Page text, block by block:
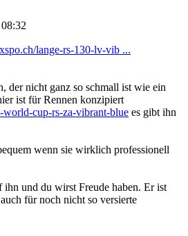
lange-rs-130-lv-vib ...
der nicht ganz so schmall ist wie ein
ist für Rennen konzipiert
cup-rs-za-vibrant-blue es gibt ihn
wenn sie wirklich professionell
und du wirst Freude haben. Er ist
für noch nicht so versierte